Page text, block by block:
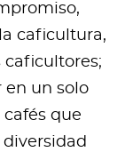
caficultura,
caficultores;
en un solo
que